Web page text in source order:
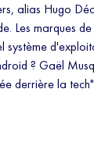
alias Hugo
Les marques
système
? Gaël
derrière la